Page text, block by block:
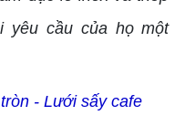
yêu cầu của họ một
- Lưới sấy cafe